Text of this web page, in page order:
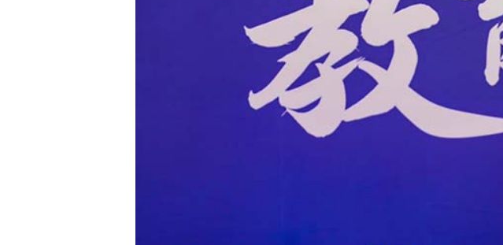
生活体育大会 体育江湖 文化体育 冰
生态环境 一带一路 央博
云顶对话 云起 超级工厂 智敬中